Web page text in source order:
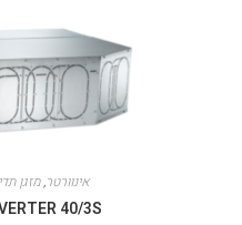
אינוורטר,מזגן
40/3S